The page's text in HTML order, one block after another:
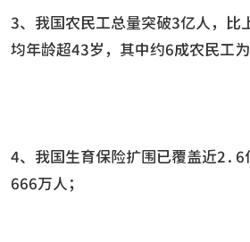
3、我国农民工总量突破3亿人，
均年龄超43岁，其中约6成农民工为
4、我国生育保险扩围已覆盖近2.6
666万人；